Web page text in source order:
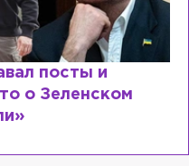
флиртует с